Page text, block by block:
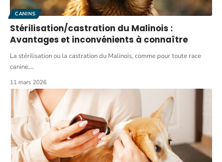
CANINS
Stérilisation/castration du Malinois :
Avantages et inconvénients à connaître
La stérilisation ou la castration du Malinois, comme pour toute race
canine,…
11 mars 2026